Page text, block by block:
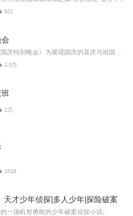
821
2.9万
1万
1518
天才少年侦探|多人少年|探险破案
一场机智勇敢的少年破案侦探小说。